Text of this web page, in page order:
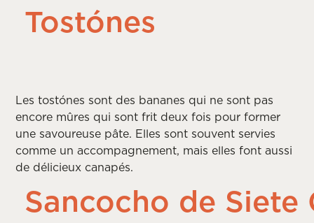
Tostónes
Les tostónes sont des bananes qui ne sont pas
encore mûres qui sont frit deux fois pour former
une savoureuse pâte. Elles sont souvent servies
comme un accompagnement, mais elles font aussi
de délicieux canapés.
Sancocho de Siete